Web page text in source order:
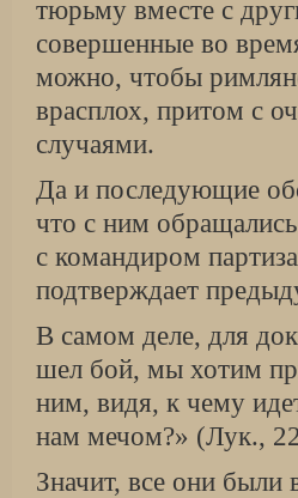
тюрьму вместе с
совершенные во
можно, чтобы
врасплох, притом с
случаями.
Да и последующие
что с ним
с командиром
подтверждает
В самом деле, для
шел бой, мы хотим
ним, видя, к чему
нам мечом?» (Лук.,
Значит, все они